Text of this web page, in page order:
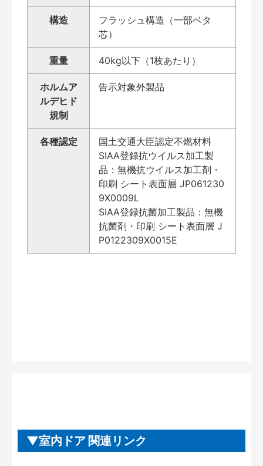
構造
フラッシュ構造（一部ベタ
芯）
重量 40kg以下（1枚あたり）
ホルムア
ルデヒド
規制
告示対象外製品
各種認定
国土交通大臣認定不燃材料
SIAA登録抗ウイルス加工製
品：無機抗ウイルス加工剤・
印刷 シート表面層 JP061230
9X0009L
SIAA登録抗菌加工製品：無機
抗菌剤・印刷 シート表面層 J
P0122309X0015E
室内ドア 関連リンク